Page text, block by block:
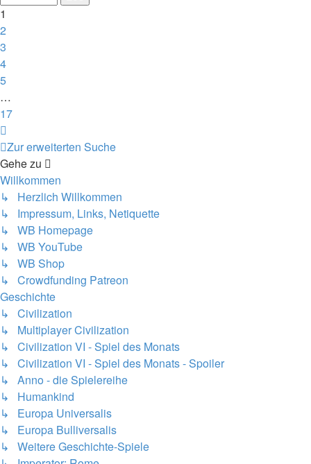
17
1
2
3
4
5
…
17
Zur erweiterten Suche
Gehe zu
Willkommen
↳ Herzlich Willkommen
↳ Impressum, Links, Netiquette
↳ WB Homepage
↳ WB YouTube
↳ WB Shop
↳ Crowdfunding Patreon
Geschichte
↳ Civilization
↳ Multiplayer Civilization
↳ Civilization VI - Spiel des Monats
↳ Civilization VI - Spiel des Monats - Spoiler
↳ Anno - die Spielereihe
↳ Humankind
↳ Europa Universalis
↳ Europa Bulliversalis
↳ Weitere Geschichte-Spiele